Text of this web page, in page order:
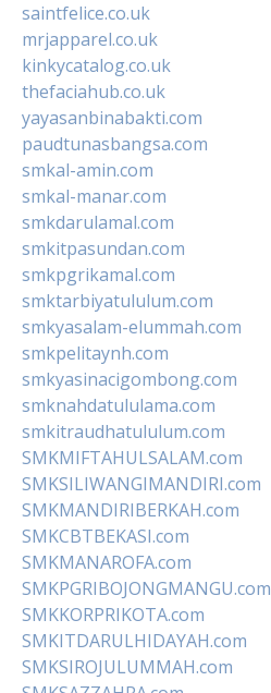
saintfelice.co.uk
mrjapparel.co.uk
kinkycatalog.co.uk
thefaciahub.co.uk
yayasanbinabakti.com
paudtunasbangsa.com
smkal-amin.com
smkal-manar.com
smkdarulamal.com
smkitpasundan.com
smkpgrikamal.com
smktarbiyatululum.com
smkyasalam-elummah.com
smkpelitaynh.com
smkyasinacigombong.com
smknahdatululama.com
smkitraudhatululum.com
SMKMIFTAHULSALAM.com
SMKSILIWANGIMANDIRI.com
SMKMANDIRIBERKAH.com
SMKCBTBEKASI.com
SMKMANAROFA.com
SMKPGRIBOJONGMANGU.com
SMKKORPRIKOTA.com
SMKITDARULHIDAYAH.com
SMKSIROJULUMMAH.com